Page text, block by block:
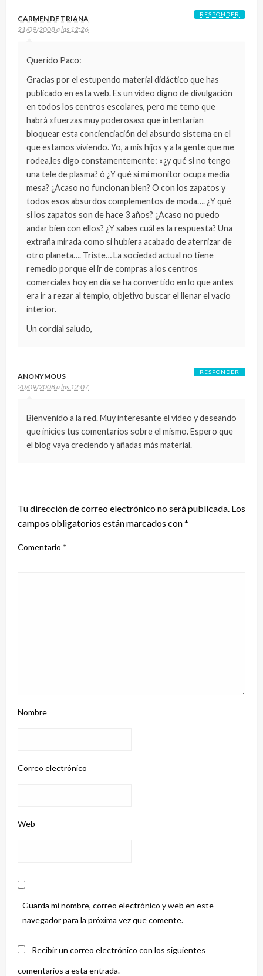
CARMEN DE TRIANA
21/09/2008 a las 12:26
Querido Paco:
Gracias por el estupendo material didáctico que has
publicado en esta web. Es un vídeo digno de divulgación
en todos los centros escolares, pero me temo que
habrá «fuerzas muy poderosas» que intentarían
bloquear esta concienciación del absurdo sistema en el
que estamos viviendo. Yo, a mis hijos y a la gente que me
rodea,les digo constamentemente: «¿y qué si no tengo
una tele de plasma? ó ¿Y qué si mi monitor ocupa media
mesa? ¿Acaso no funcionan bien? O con los zapatos y
todos esos absurdos complementos de moda…. ¿Y qué
si los zapatos son de hace 3 años? ¿Acaso no puedo
andar bien con ellos? ¿Y sabes cuál es la respuesta? Una
extraña mirada como si hubiera acabado de aterrizar de
otro planeta…. Triste… La sociedad actual no tiene
remedio porque el ir de compras a los centros
comerciales hoy en día se ha convertido en lo que antes
era ir a rezar al templo, objetivo buscar el llenar el vacío
interior.
Un cordial saludo,
RESPONDER
ANONYMOUS
20/09/2008 a las 12:07
Bienvenido a la red. Muy interesante el video y deseando
que inicies tus comentarios sobre el mismo. Espero que
el blog vaya creciendo y añadas más material.
RESPONDER
Tu dirección de correo electrónico no será publicada. Los
campos obligatorios están marcados con*
Comentario *
Nombre
Correo electrónico
Web
Guarda mi nombre, correo electrónico y web en este
navegador para la próxima vez que comente.
Recibir un correo electrónico con los siguientes
comentarios a esta entrada.